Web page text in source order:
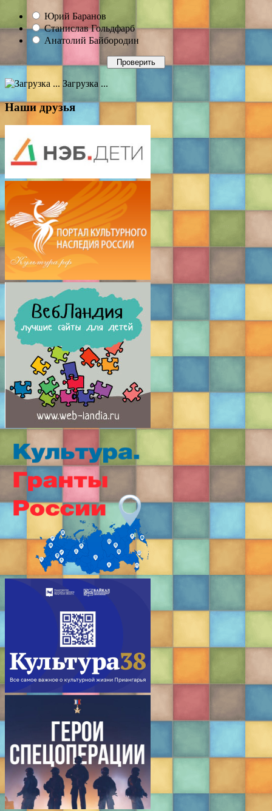
Юрий Баранов
Станислав Гольдфарб
Анатолий Байбородин
Загрузка ...
Наши друзья